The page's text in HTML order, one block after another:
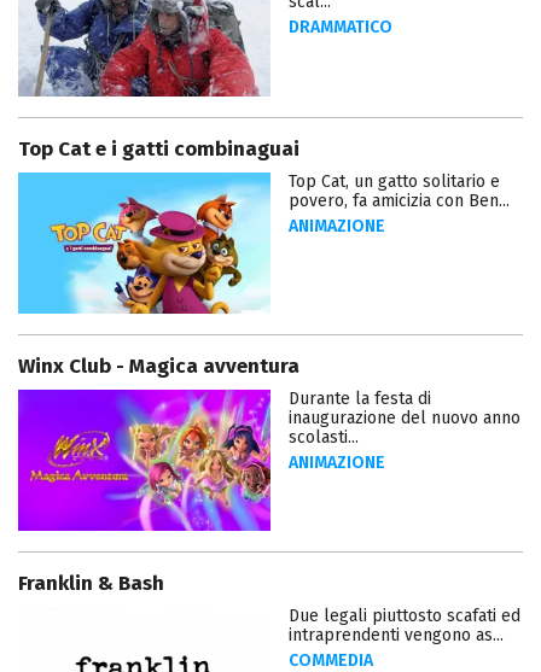
DRAMMATICO
Top Cat e i gatti combinaguai
Top Cat, un gatto solitario e
povero, fa amicizia con Ben...
ANIMAZIONE
Winx Club - Magica avventura
Durante la festa di
inaugurazione del nuovo anno
scolasti...
ANIMAZIONE
Franklin & Bash
Due legali piuttosto scafati ed
intraprendenti vengono as...
COMMEDIA